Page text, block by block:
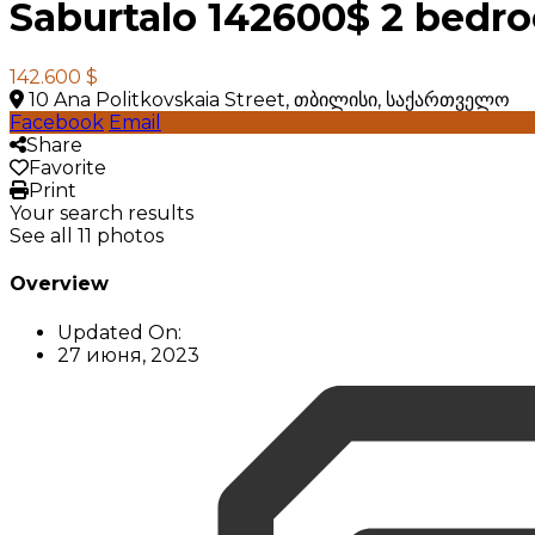
Saburtalo 142600$ 2
142.600 $
10 Ana Politkovskaia Street, თბილისი, საქართველო
Facebook Email
Share
Favorite
Print
Your search results
See all 11 photos
Overview
Updated On:
27 июня, 2023